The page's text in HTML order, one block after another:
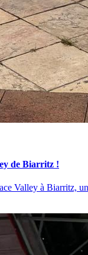
de Biarritz !
Valley à Biarritz,